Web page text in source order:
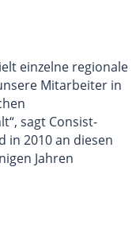
einzelne regionale
Mitarbeiter in
sagt Consist-
in 2010 an diesen
Jahren